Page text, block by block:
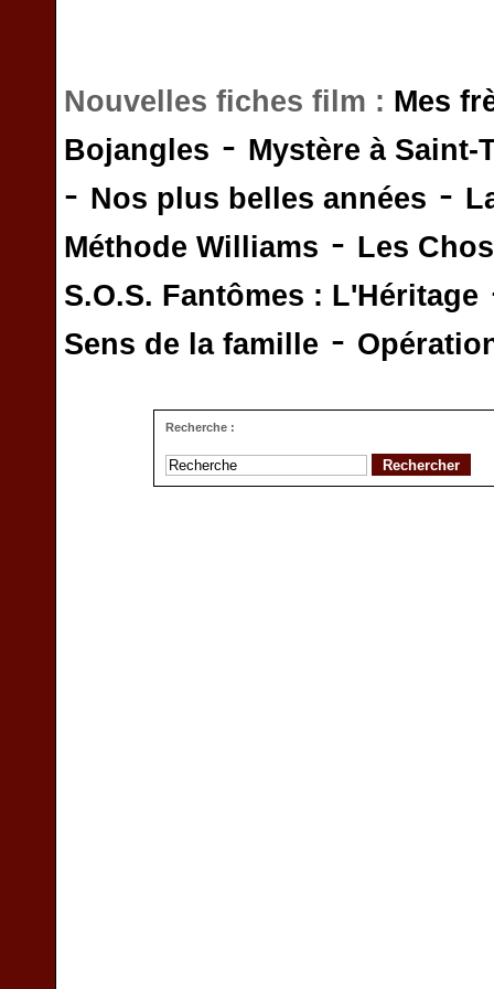
Nouvelles fiches film : Mes
Bojangles - Mystère à Saint-
- Nos plus belles années -
Méthode Williams - Les
S.O.S. Fantômes : L'Héritage
Sens de la famille -
Recherche :